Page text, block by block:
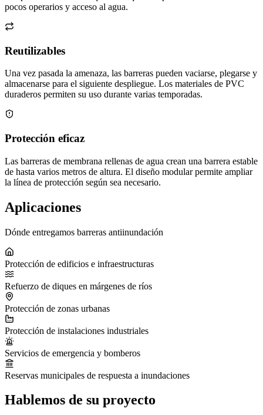
pocos operarios y acceso al agua.
Reutilizables
Una vez pasada la amenaza, las barreras pueden vaciarse, plegarse y
almacenarse para el siguiente despliegue. Los materiales de PVC
duraderos permiten su uso durante varias temporadas.
Protección eficaz
Las barreras de membrana rellenas de agua crean una barrera estable
de hasta varios metros de altura. El diseño modular permite ampliar
la línea de protección según sea necesario.
Aplicaciones
Dónde entregamos barreras antiinundación
Protección de edificios e infraestructuras
Refuerzo de diques en márgenes de ríos
Protección de zonas urbanas
Protección de instalaciones industriales
Servicios de emergencia y bomberos
Reservas municipales de respuesta a inundaciones
Hablemos de su proyecto